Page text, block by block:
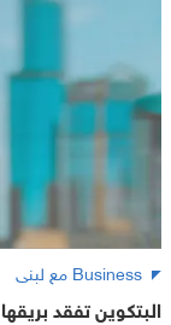
Business مع لبنى
البتكوين تفقد